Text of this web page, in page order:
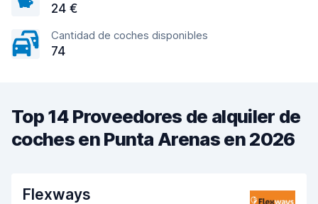
24 €
Cantidad de coches disponibles
74
Top 14 Proveedores de alquiler de
coches en Punta Arenas en 2026
Flexways